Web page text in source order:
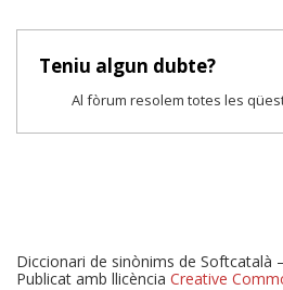
Teniu algun dubte?
Al fòrum resolem totes les
Diccionari de sinònims de Softcatalà –
Publicat amb llicència Creative